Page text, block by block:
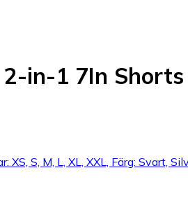
2-in-1 7In
XS, S, M, L, XL, XXL, Färg: Svart,